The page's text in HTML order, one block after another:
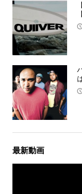
最新動画